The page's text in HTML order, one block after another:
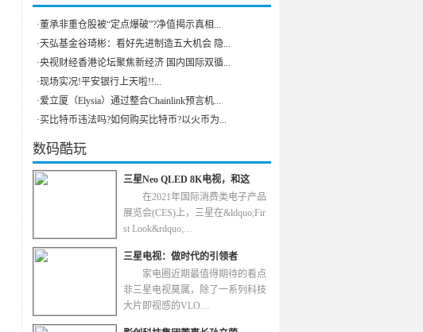
·董承非重仓股被“定点爆破”?净值揭示真相...
·天弘基金谷琦彬：看好先进制造五大机会 隐...
·央视财经香港论坛聚焦新经济 国内国际双循...
·现场实况!平安银行上天啦!!...
·爱立厦（Elysia）通过整合Chainlink预言机...
·买比特币违法吗?如何购买比特币?以火币为...
数码酷玩
三星Neo QLED 8K电视，和这
在2021年国际消费类电子产品
展览会(CES)上，三星在&ldquo;Fir
st Look&rdquo;…
三星电视：做时代的引领者
家电圈近期最值得期待的看点
非三星电视莫属，除了一系列科技
大片即视感的VLO…